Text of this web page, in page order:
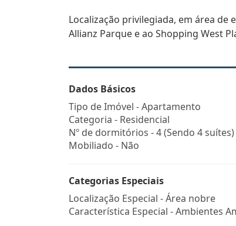
Localização privilegiada, em área de
Allianz Parque e ao Shopping West
Dados Básicos
Tipo de Imóvel - Apartamento
Categoria - Residencial
Nº de dormitórios - 4 (Sendo 4 suítes)
Mobiliado - Não
Categorias Especiais
Localização Especial - Área nobre
Característica Especial - Ambientes